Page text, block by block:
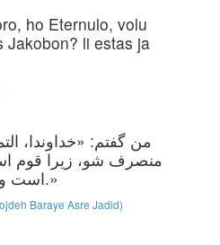
ho Eternulo, volu
Jakobon? li estas ja
من گفتم: «خداوندا،
منصرف شو، زیرا قوم
است و طاقت این بلا را ندارد.»
Baraye Asre Jadid)